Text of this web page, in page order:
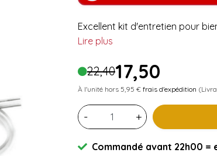
Excellent kit d'entretien pour
Lire plus
22,4017,50
À l'unité hors 5,95 € frais d'expédition
- +
Commandé avant 22h00